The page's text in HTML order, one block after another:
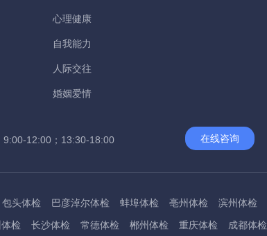
心理健康
自我能力
人际交往
婚姻爱情
9:00-12:00；13:30-18:00 在线咨询
包头体检 巴彦淖尔体检 蚌埠体检 亳州体检 滨州体检
检 长沙体检 常德体检 郴州体检 重庆体检 成都体检